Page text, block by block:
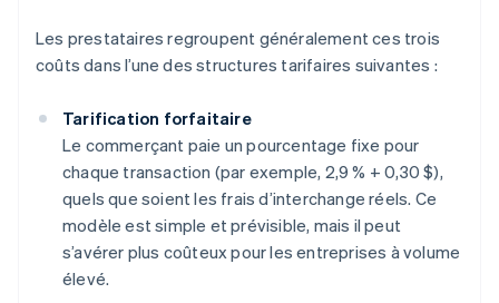
Les prestataires regroupent généralement ces trois
coûts dans l’une des structures tarifaires suivantes :
Tarification forfaitaire
Le commerçant paie un pourcentage fixe pour
chaque transaction (par exemple, 2,9 % + 0,30 $),
quels que soient les frais d’interchange réels. Ce
modèle est simple et prévisible, mais il peut
s’avérer plus coûteux pour les entreprises à volume
élevé.